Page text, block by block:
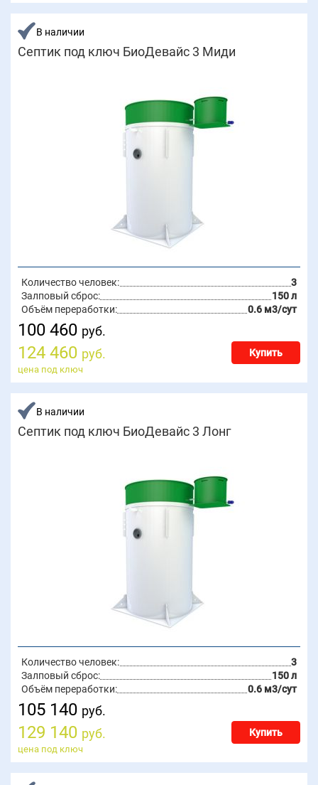
В наличии
Септик под ключ БиоДевайс 3 Миди
Количество человек:
3
Залповый сброс:
150 л
Объём переработки:
0.6 м3/сут
100 460 руб.
124 460 руб. Купить
цена под ключ
В наличии
Септик под ключ БиоДевайс 3 Лонг
Количество человек:
3
Залповый сброс:
150 л
Объём переработки:
0.6 м3/сут
105 140 руб.
129 140 руб. Купить
цена под ключ